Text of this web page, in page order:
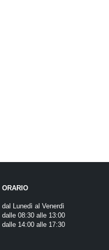
ORARIO
dal Lunedì al Venerdì
dalle 08:30 alle 13:00
dalle 14:00 alle 17:30